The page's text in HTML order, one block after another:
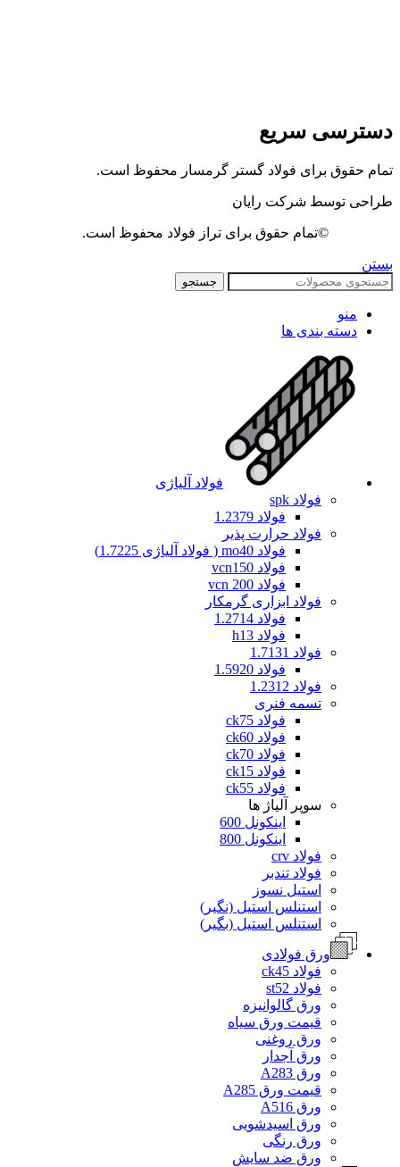
دسترسی سریع
تمام حقوق برای فولاد گستر گرمسار محفوظ است.
طراحی توسط شرکت رایان
©تمام حقوق برای تراز فولاد محفوظ است.
بستن
جستجو
منو
دسته بندی ها
فولاد آلیاژی
فولاد spk
فولاد 1.2379
فولاد حرارت پذیر
فولاد mo40 ( فولاد آلیاژی 1.7225)
فولاد vcn150
فولاد vcn 200
فولاد ابزاری گرمکار
فولاد 1.2714
فولاد h13
فولاد 1.7131
فولاد 1.5920
فولاد 1.2312
تسمه فنری
فولاد ck75
فولاد ck60
فولاد ck70
فولاد ck15
فولاد ck55
سوپر آلیاژ ها
اینکونل 600
اینکونل 800
فولاد crv
فولاد تندبر
استیل نسوز
استنلس استیل (نگیر)
استنلس استیل (بگیر)
ورق فولادی
فولاد ck45
فولاد st52
ورق گالوانیزه
قیمت ورق سیاه
ورق روغنی
ورق آجدار
ورق A283
قیمت ورق A285
ورق A516
ورق اسیدشویی
ورق رنگی
ورق ضد سایش